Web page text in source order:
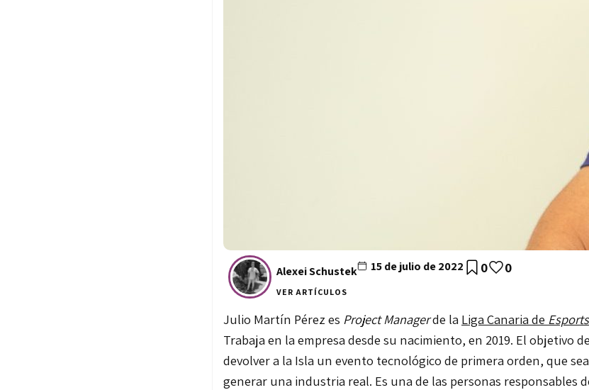
Alexei Schustek
VER ARTÍCULOS
15 de julio de 2022 0 0
Julio Martín Pérez es Project Managerde la Liga Canaria de Esports
Trabaja en la empresa desde su nacimiento, en 2019. El objetivo
devolver a la Isla un evento tecnológico de primera orden, que
generar una industria real. Es una de las personas responsables